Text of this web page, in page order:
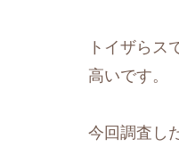
トイザらス
高いです。
今回調査し